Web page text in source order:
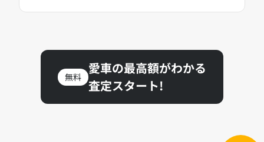
無料
愛車の最高額がわかる
査定スタート!